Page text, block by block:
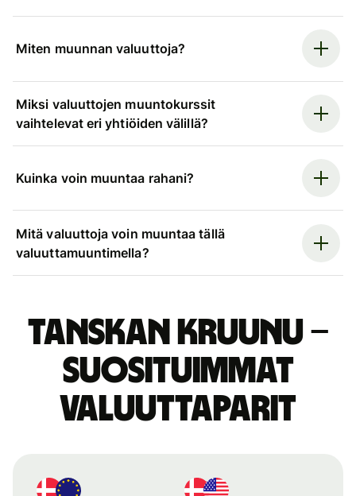
Miten muunnan valuuttoja?
Miksi valuuttojen muuntokurssit
vaihtelevat eri yhtiöiden välillä?
Kuinka voin muuntaa rahani?
Mitä valuuttoja voin muuntaa tällä
valuuttamuuntimella?
Tanskan kruunu –
suosituimmat
valuuttaparit